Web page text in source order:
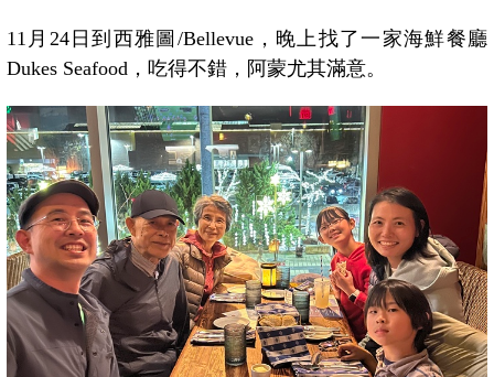
11月24日到西雅圖/Bellevue，晚上找了一家海鮮餐廳
Dukes Seafood，吃得不錯，阿蒙尤其滿意。